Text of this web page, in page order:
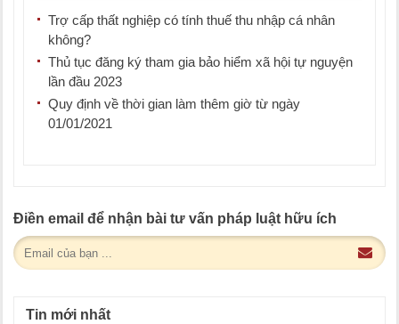
Trợ cấp thất nghiệp có tính thuế thu nhập cá nhân
không?
Thủ tục đăng ký tham gia bảo hiểm xã hội tự nguyện
lần đầu 2023
Quy định về thời gian làm thêm giờ từ ngày
01/01/2021
Điền email để nhận bài tư vấn pháp luật hữu ích
Tin mới nhất